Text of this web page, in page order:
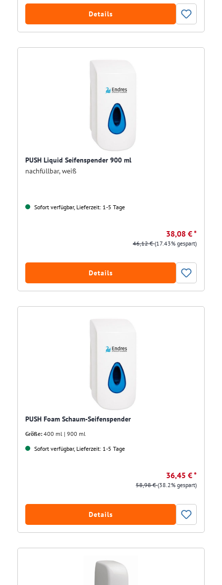
Details
PUSH Liquid Seifenspender 900 ml
nachfüllbar, weiß
Sofort verfügbar, Lieferzeit: 1-5 Tage
38,08 € *
46,12 €(17.43% gespart)
Details
PUSH Foam Schaum-Seifenspender
Größe: 400 ml | 900 ml
Sofort verfügbar, Lieferzeit: 1-5 Tage
36,45 € *
58,98 €(38.2% gespart)
Details